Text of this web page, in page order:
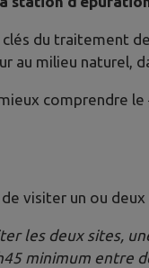
du traitement
au milieu naturel,
comprendre le
visiter un ou deux
les deux sites,
minimum entre